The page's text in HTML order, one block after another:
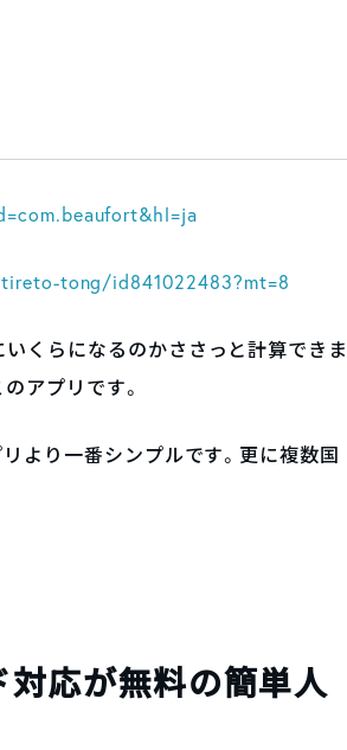
tong/id841022483?mt=8
くらになるのかささっと計算できま
アプリです。
より一番シンプルです。更に複数国
応が無料の簡単人